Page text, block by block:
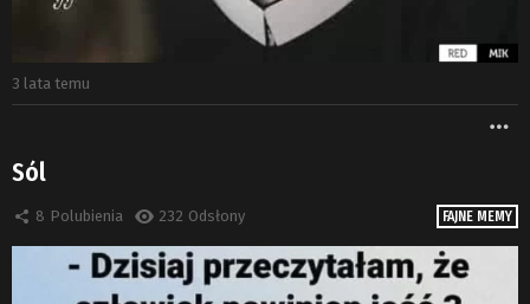
3 lata temu
FAJNE MEMY
Sól
8 Polubienia 232 Odsłony